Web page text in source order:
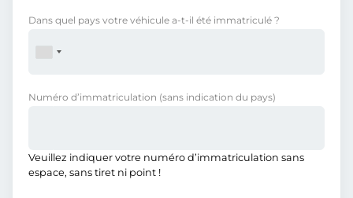
Dans quel pays votre véhicule a-t-il été immatriculé ?
Numéro d’immatriculation (sans indication du pays)
Veuillez indiquer votre numéro d’immatriculation sans
espace, sans tiret ni point !